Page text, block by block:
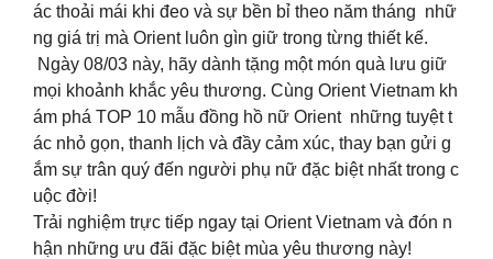
ác thoải mái khi đeo và sự bền bỉ theo năm tháng nhữ
ng giá trị mà Orient luôn gìn giữ trong từng thiết kế.
Ngày 08/03 này, hãy dành tặng một món quà lưu giữ
mọi khoảnh khắc yêu thương. Cùng Orient Vietnam kh
ám phá TOP 10 mẫu đồng hồ nữ Orient những tuyệt t
ác nhỏ gọn, thanh lịch và đầy cảm xúc, thay bạn gửi g
ắm sự trân quý đến người phụ nữ đặc biệt nhất trong c
uộc đời!
Trải nghiệm trực tiếp ngay tại Orient Vietnam và đón n
hận những ưu đãi đặc biệt mùa yêu thương này!